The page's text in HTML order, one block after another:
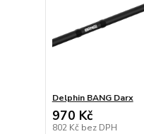
Delphin BANG Darx
970 Kč
802 Kč bez DPH